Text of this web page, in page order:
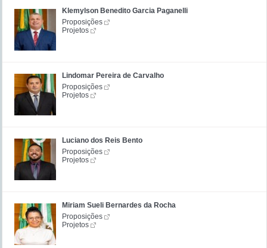
Klemylson Benedito Garcia Paganelli
Proposições
Projetos
Lindomar Pereira de Carvalho
Proposições
Projetos
Luciano dos Reis Bento
Proposições
Projetos
Miriam Sueli Bernardes da Rocha
Proposições
Projetos